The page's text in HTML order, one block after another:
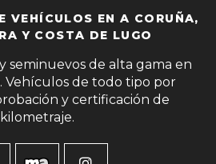
VEHÍCULOS EN A CORUÑA,
Y COSTA DE LUGO
seminuevos de alta gama en
Vehículos de todo tipo por
y certificación de
kilometraje.